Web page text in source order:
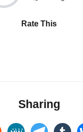
Rate This
Sharing